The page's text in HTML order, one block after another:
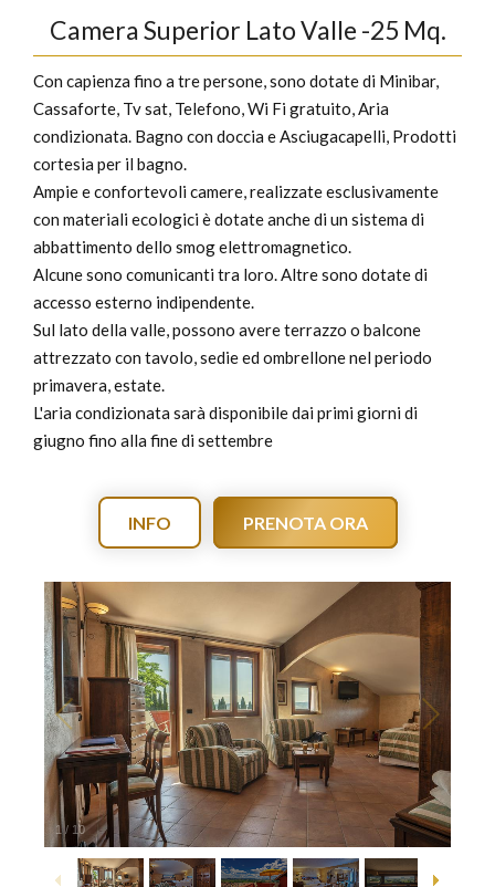
Camera Superior Lato Valle -25 Mq.
Con capienza fino a tre persone, sono dotate di Minibar,
Cassaforte, Tv sat, Telefono, Wi Fi gratuito, Aria
condizionata. Bagno con doccia e Asciugacapelli, Prodotti
cortesia per il bagno.
Ampie e confortevoli camere, realizzate esclusivamente
con materiali ecologici è dotate anche di un sistema di
abbattimento dello smog elettromagnetico.
Alcune sono comunicanti tra loro. Altre sono dotate di
accesso esterno indipendente.
Sul lato della valle, possono avere terrazzo o balcone
attrezzato con tavolo, sedie ed ombrellone nel periodo
primavera, estate.
L'aria condizionata sarà disponibile dai primi giorni di
giugno fino alla fine di settembre
INFO PRENOTA ORA
1/ 10